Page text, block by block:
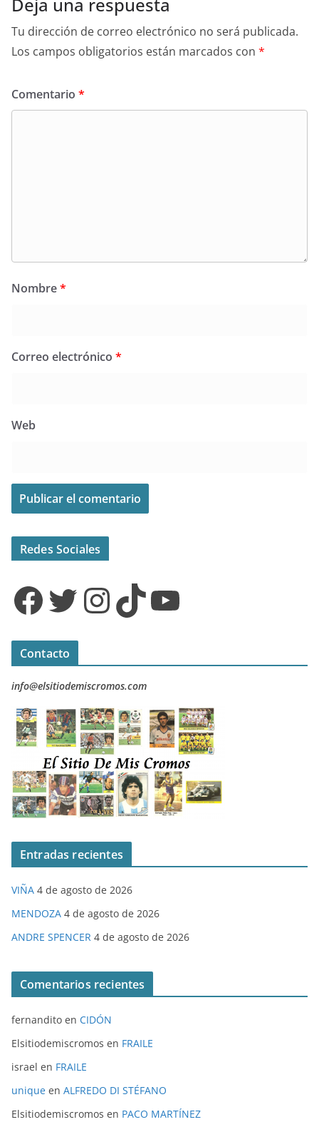
Deja una respuesta
Tu dirección de correo electrónico no será publicada.
Los campos obligatorios están marcados con *
Comentario *
Nombre*
Correo electrónico *
Web
Redes Sociales
Facebook Twitter InstagramTikTok YouTube
Contacto
info@elsitiodemiscromos.com
Entradas recientes
VIÑA 4 de agosto de 2026
MENDOZA 4 de agosto de 2026
ANDRE SPENCER 4 de agosto de 2026
Comentarios recientes
fernandito en CIDÓN
Elsitiodemiscromos en FRAILE
israel en FRAILE
unique en ALFREDO DI STÉFANO
Elsitiodemiscromos en PACO MARTÍNEZ